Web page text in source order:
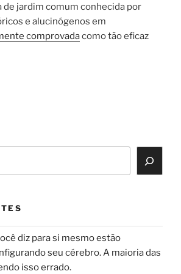
de jardim comum conhecida por
e alucinógenos em
comprovadacomo tão eficaz
diz para si mesmo estão
seu cérebro. A maioria das
isso errado.